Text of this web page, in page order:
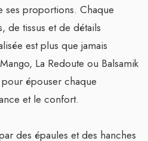
ses proportions. Chaque
de tissus et de détails
est plus que jamais
La Redoute ou Balsamik
épouser chaque
et le confort.
des épaules et des hanches